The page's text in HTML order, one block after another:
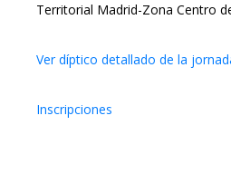
Territorial Madrid-Zona Centro
Ver díptico detallado de la
Inscripciones